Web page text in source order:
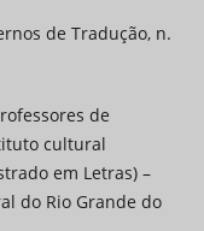
de Tradução, n.
de
cultural
em Letras) –
do Rio Grande do